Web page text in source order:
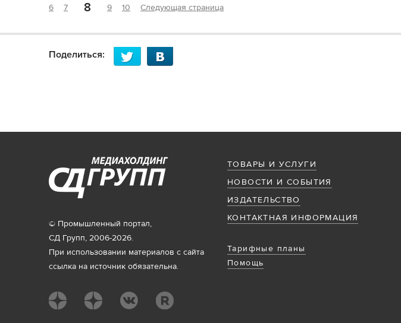
6 7 8 9 10 Следующая страница
Поделиться:
ТОВАРЫ И УСЛУГИ
НОВОСТИ И СОБЫТИЯ
ИЗДАТЕЛЬСТВО
КОНТАКТНАЯ ИНФОРМАЦИЯ
Тарифные планы
Помощь
© Промышленный портал,
СД Групп, 2006-2026.
При использовании материалов с сайта
ссылка на источник обязательна.